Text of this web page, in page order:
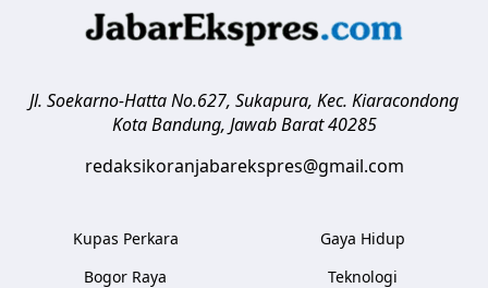
Jl. Soekarno-Hatta No.627, Sukapura, Kec. Kiaracondong
Kota Bandung, Jawab Barat 40285
redaksikoranjabarekspres@gmail.com
Kupas Perkara
Bogor Raya
Gaya Hidup
Teknologi